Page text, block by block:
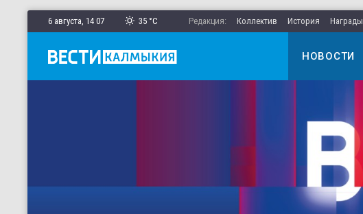
6 августа, 14 07 35 °C Редакция: Коллектив История Награды
НОВОСТИ